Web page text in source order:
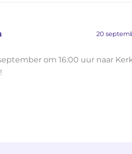
20
om 16:00 uur naar